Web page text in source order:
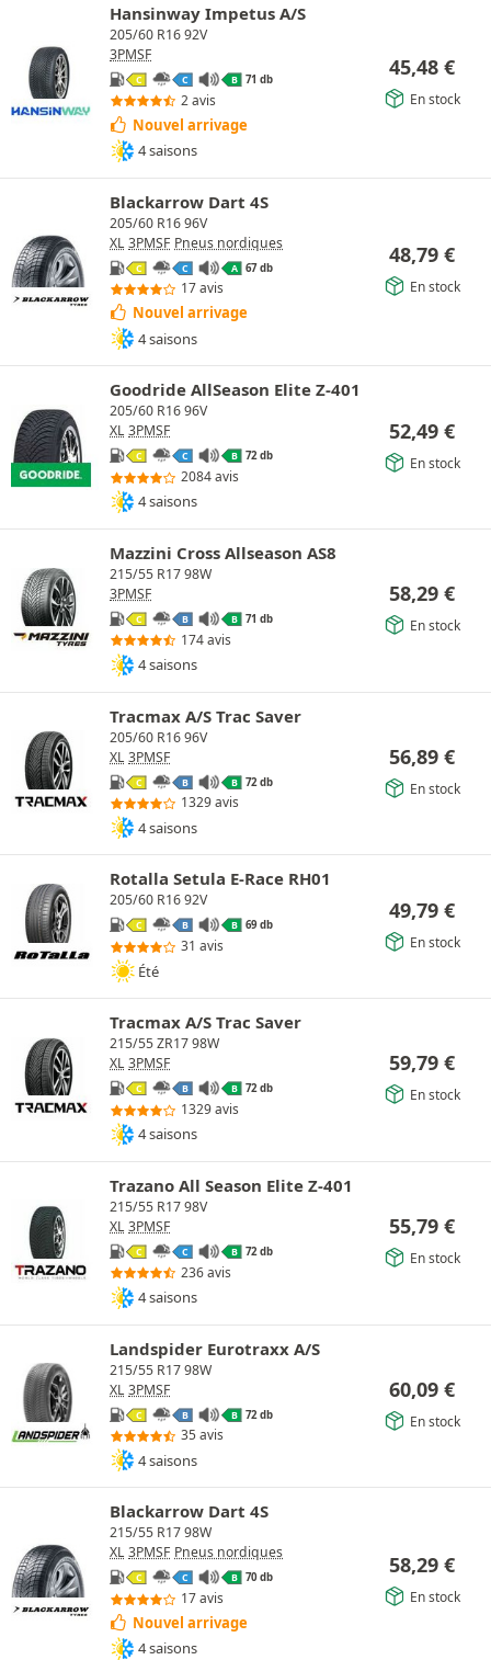
Hansinway Impetus A/S
205/60 R16 92V
3PMSF
C C B 71 db
2 avis
Nouvel arrivage
4 saisons
45,48 €
En stock
Blackarrow Dart 4S
205/60 R16 96V
XL 3PMSF Pneus nordiques
C C A 67 db
17 avis
Nouvel arrivage
4 saisons
48,79 €
En stock
Goodride AllSeason Elite Z-401
205/60 R16 96V
XL 3PMSF
C C B 72 db
2084 avis
4 saisons
52,49 €
En stock
Mazzini Cross Allseason AS8
215/55 R17 98W
3PMSF
C B B 71 db
174 avis
4 saisons
58,29 €
En stock
Tracmax A/S Trac Saver
205/60 R16 96V
XL 3PMSF
C B B 72 db
1329 avis
4 saisons
56,89 €
En stock
Rotalla Setula E-Race RH01
205/60 R16 92V
C B B 69 db
31 avis
Été
49,79 €
En stock
Tracmax A/S Trac Saver
215/55 ZR17 98W
XL 3PMSF
C B B 72 db
1329 avis
4 saisons
59,79 €
En stock
Trazano All Season Elite Z-401
215/55 R17 98V
XL 3PMSF
C C B 72 db
236 avis
4 saisons
55,79 €
En stock
Landspider Eurotraxx A/S
215/55 R17 98W
XL 3PMSF
C B B 72 db
35 avis
4 saisons
60,09 €
En stock
Blackarrow Dart 4S
215/55 R17 98W
XL 3PMSF Pneus nordiques
C C B 70 db
17 avis
Nouvel arrivage
4 saisons
58,29 €
En stock